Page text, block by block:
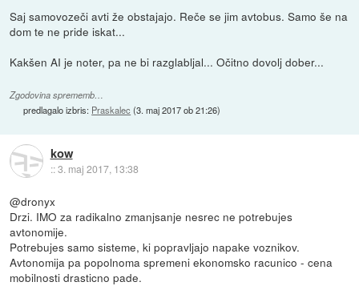
Saj samovozeči avti že obstajajo. Reče se jim avtobus. Samo še na
dom te ne pride iskat...
Kakšen AI je noter, pa ne bi razglabljal... Očitno dovolj dober...
Zgodovina sprememb…
predlagalo izbris: Praskalec (3. maj 2017 ob 21:26)
kow
::3. maj 2017, 13:38
@dronyx
Drzi. IMO za radikalno zmanjsanje nesrec ne potrebujes
avtonomije.
Potrebujes samo sisteme, ki popravljajo napake voznikov.
Avtonomija pa popolnoma spremeni ekonomsko racunico - cena
mobilnosti drasticno pade.